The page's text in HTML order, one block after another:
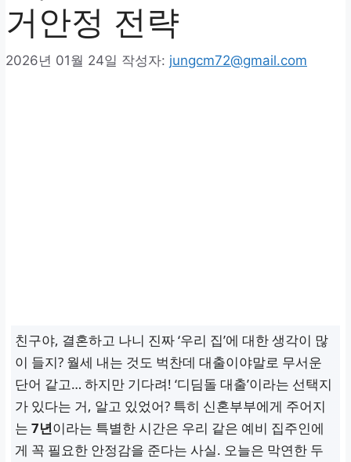
거안정 전략
2026년 01월 24일 작성자: jungcm72@gmail.com
친구야, 결혼하고 나니 진짜 ‘우리 집’에 대한 생각이 많
이 들지? 월세 내는 것도 벅찬데 대출이야말로 무서운
단어 같고… 하지만 기다려! ‘디딤돌 대출’이라는 선택지
가 있다는 거, 알고 있었어? 특히 신혼부부에게 주어지
는 7년이라는 특별한 시간은 우리 같은 예비 집주인에
게 꼭 필요한 안정감을 준다는 사실. 오늘은 막연한 두